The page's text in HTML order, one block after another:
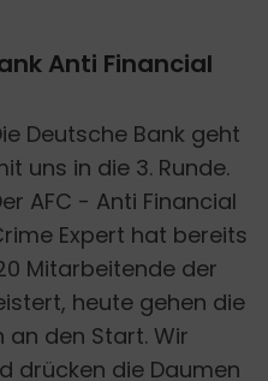
Anti Financial
Deutsche Bank geht
uns in die 3. Runde.
AFC - Anti Financial
Expert hat bereits
Mitarbeitende der
heute gehen die
den Start. Wir
drücken die Daumen